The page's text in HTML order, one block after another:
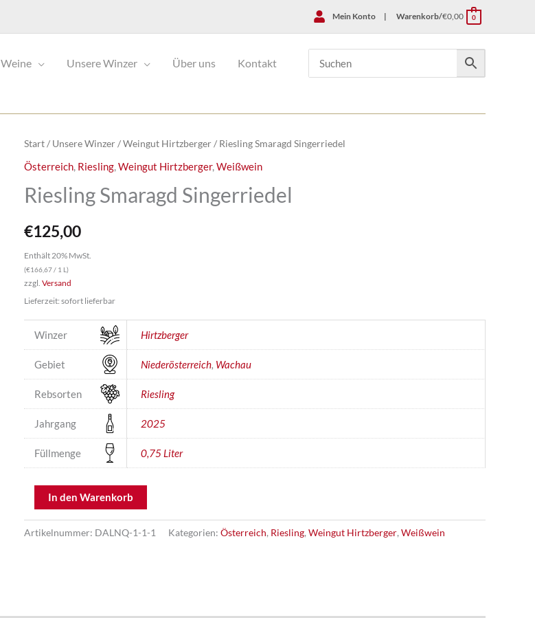
Mein Konto | Warenkorb/€0,00 0
Weine Unsere Winzer Über uns Kontakt
Start/ Unsere Winzer/Weingut Hirtzberger/ Riesling Smaragd Singerriedel
Österreich, Riesling,Weingut Hirtzberger,Weißwein
Riesling Smaragd Singerriedel
€125,00
Enthält 20% MwSt.
(€166,67/ 1 L)
zzgl. Versand
Lieferzeit: sofort lieferbar
Winzer Hirtzberger
Gebiet Niederösterreich, Wachau
Rebsorten Riesling
Jahrgang 2025
Füllmenge 0,75 Liter
Riesling
Smaragd
Singerriedel
In den Warenkorb
Artikelnummer: DALNQ-1-1-1 Kategorien: Österreich, Riesling,Weingut Hirtzberger,Weißwein